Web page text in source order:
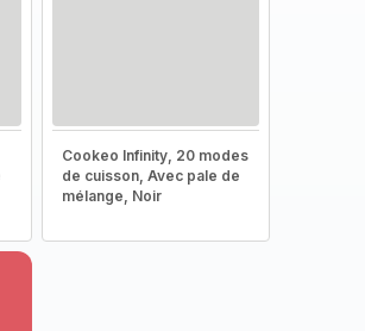
Cookeo Infinity, 20 modes
de cuisson, Avec pale de
mélange, Noir